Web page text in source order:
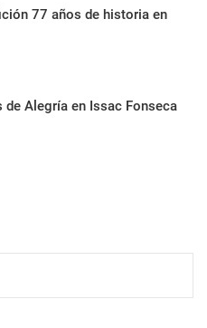
77 años de historia en
de Alegrí­a en Issac Fonseca